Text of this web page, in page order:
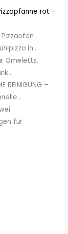
rot -
Pizzaofen
in...
Omeletts,
REINIGUNG –
für